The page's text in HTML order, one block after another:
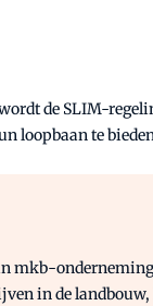
de SLIM-
loopbaan te
mkb-
in de landbouw,